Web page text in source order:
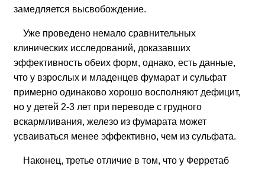
замедляется высвобождение.
Уже проведено немало сравнительных
клинических исследований, доказавших
эффективность обеих форм, однако, есть данные,
что у взрослых и младенцев фумарат и сульфат
примерно одинаково хорошо восполняют дефицит,
но у детей 2-3 лет при переводе с грудного
вскармливания, железо из фумарата может
усваиваться менее эффективно, чем из сульфата.
Наконец, третье отличие в том, что у Ферретаб